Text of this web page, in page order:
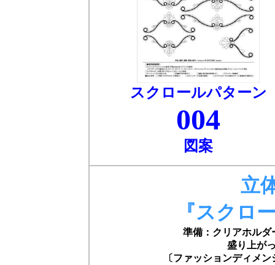
スクロールパターン
004
図案
立
『スクロ
準備：クリアホルダ
盛り上が
〔ファッションディメ